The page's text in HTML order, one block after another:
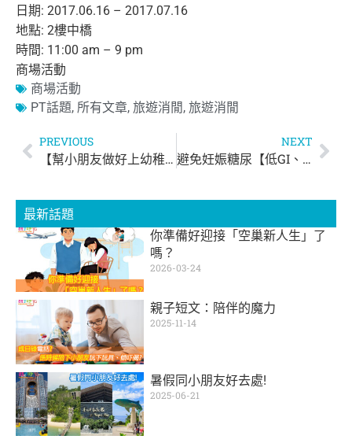
日期: 2017.06.16 – 2017.07.16
地點: 2樓中橋
時間: 11:00 am – 9 pm
商場活動
商場活動
PT話題, 所有文章, 旅遊消閒, 旅遊消閒
PREVIOUS
【幫小朋友做好上幼稚園準備】
NEXT
避免妊娠糖尿【低GI、中GI、高GI水果升糖指數話你知】
最新話題
你準備好迎接「空巢新人生」了
嗎？
2026-03-24
親子短文：陪伴的魔力
2025-11-14
暑假同小朋友好去處!
2025-06-21